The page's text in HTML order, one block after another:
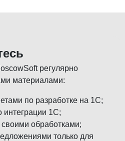
регулярно
материалами:
по разработке на 1С;
интеграции 1С;
обработками;
только для